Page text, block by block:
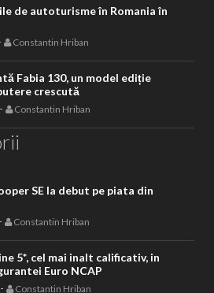
de autoturisme în Romania în
Constantin Hriban
Fabia 130, un model ediție
crescută
- Constantin Hriban
SE la debut pe piata din
- Constantin Hriban
5*, cel mai inalt calificativ, in
Euro NCAP
- Constantin Hriban